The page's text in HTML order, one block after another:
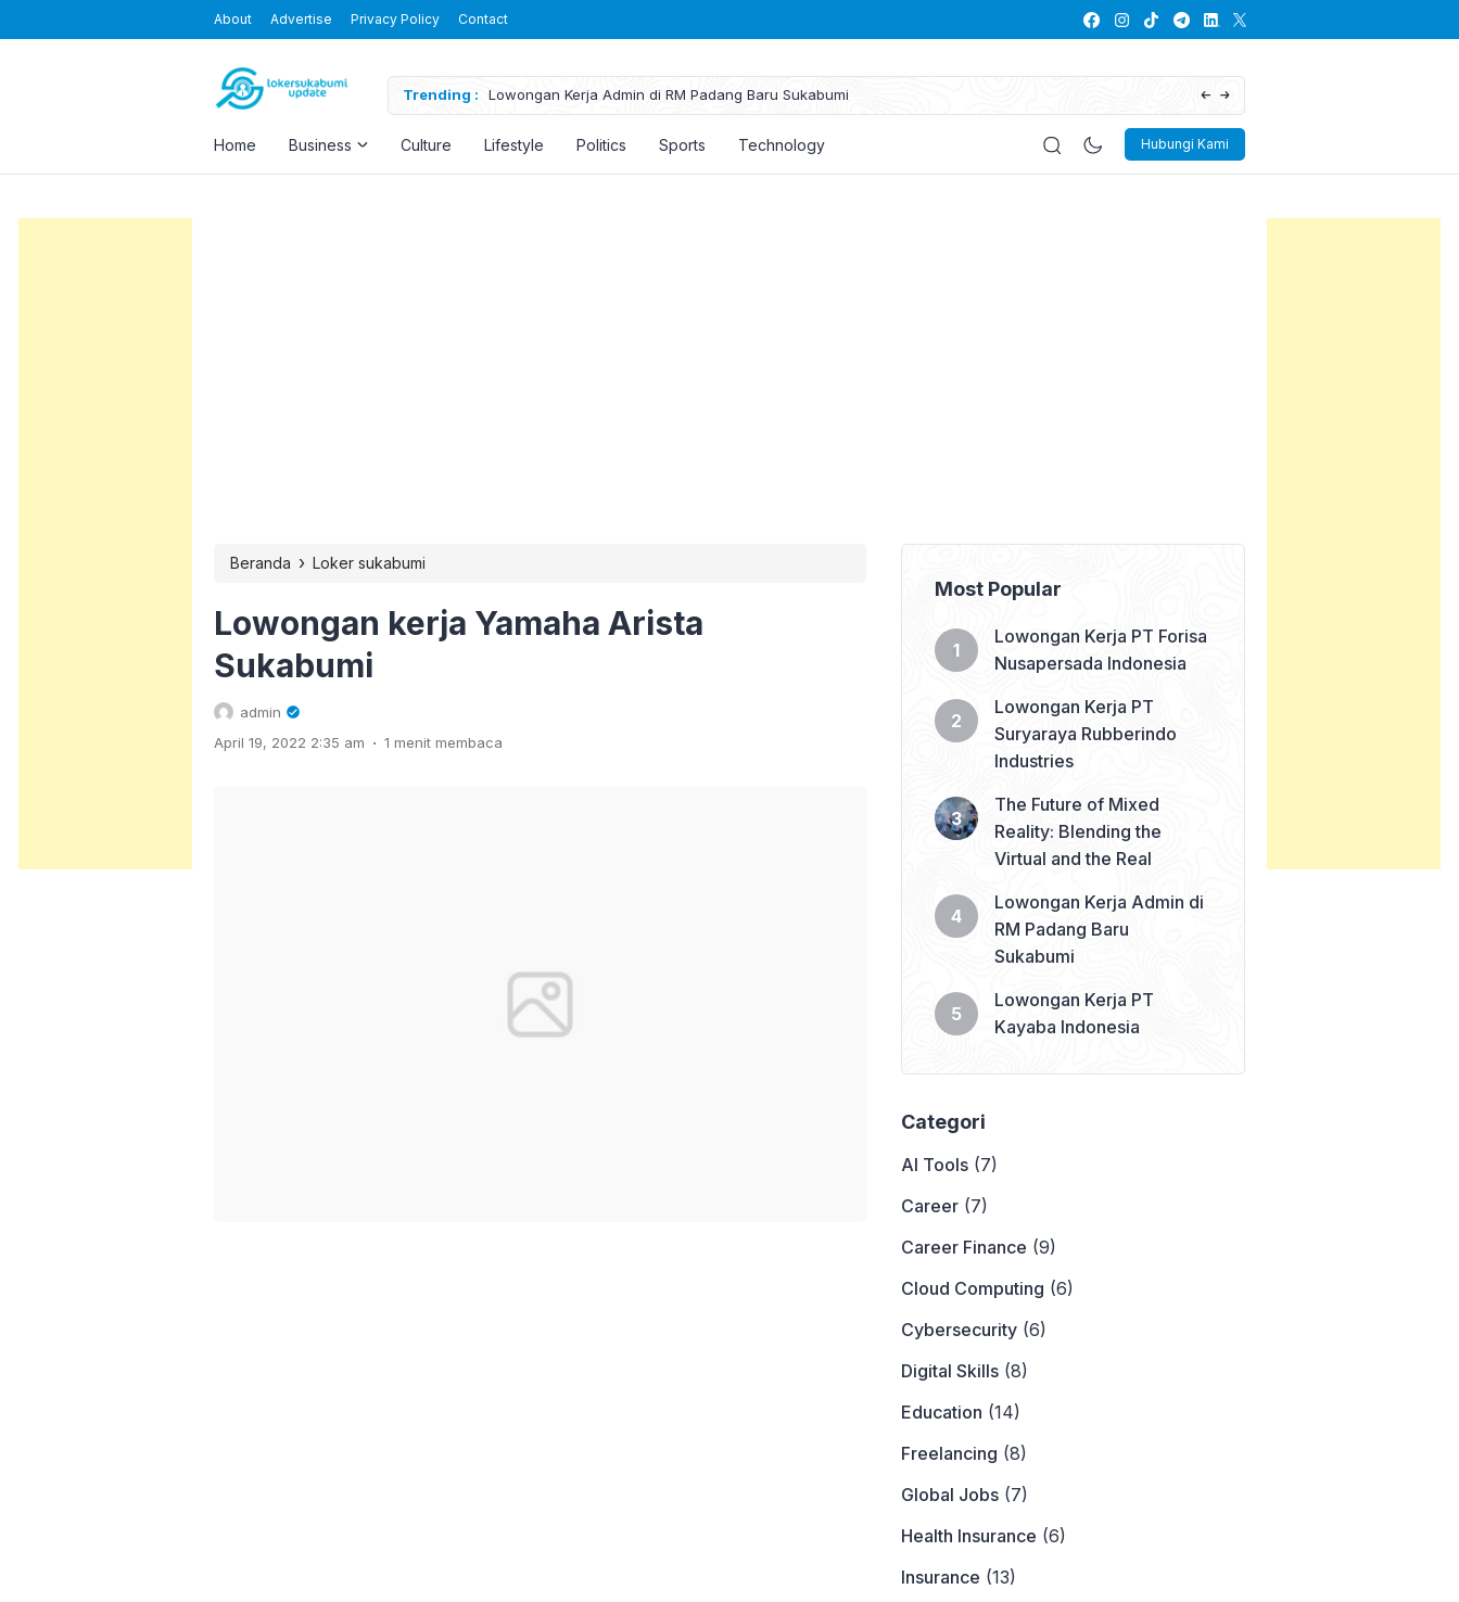
About Advertise Privacy Policy Contact
Trending : Lowongan Kerja Admin di RM Padang Baru Sukabumi Lowongan Kerja PT Kayaba Indonesia
Hubungi Kami
Home Business Culture Lifestyle Politics Sports Technology
Beranda › Loker sukabumi
Lowongan kerja Yamaha Arista
Sukabumi
admin
April 19, 2022 2:35 am . 1 menit membaca
Most Popular
Lowongan Kerja PT Forisa
Nusapersada Indonesia
Lowongan Kerja PT
Suryaraya Rubberindo
Industries
The Future of Mixed
Reality: Blending the
Virtual and the Real
Lowongan Kerja Admin di
RM Padang Baru
Sukabumi
Lowongan Kerja PT
Kayaba Indonesia
Categori
AI Tools (7)
Career (7)
Career Finance (9)
Cloud Computing (6)
Cybersecurity (6)
Digital Skills (8)
Education (14)
Freelancing (8)
Global Jobs (7)
Health Insurance (6)
Insurance (13)